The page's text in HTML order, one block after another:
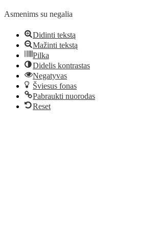
Asmenims su negalia
Didinti tekstą
Mažinti tekstą
Pilka
Didelis kontrastas
Negatyvas
Šviesus fonas
Pabraukti nuorodas
Reset